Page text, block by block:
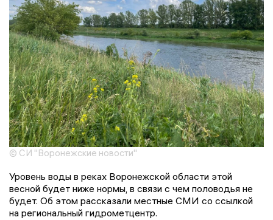
© СИ "Воронежские новости"
Уровень воды в реках Воронежской области этой
весной будет ниже нормы, в связи с чем половодья не
будет. Об этом рассказали местные СМИ со ссылкой
на региональный гидрометцентр.